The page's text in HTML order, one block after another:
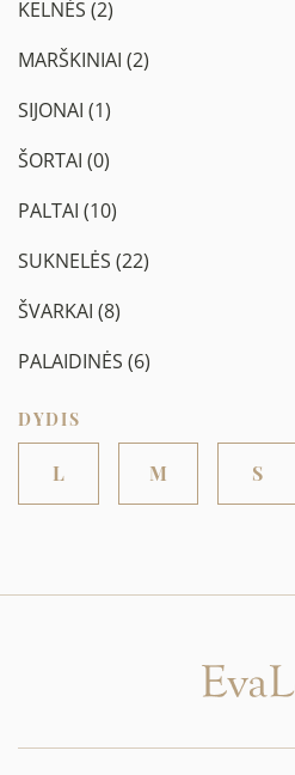
KELNĖS (2)
MARŠKINIAI (2)
SIJONAI (1)
ŠORTAI (0)
PALTAI (10)
SUKNELĖS (22)
ŠVARKAI (8)
PALAIDINĖS (6)
DYDIS
L M S